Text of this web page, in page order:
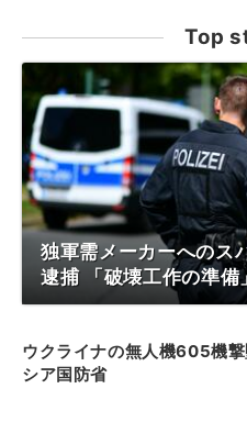
Top
独軍需メーカーへのス
逮捕 「破壊工作の準備
ウクライナの無人機605機撃
シア国防省